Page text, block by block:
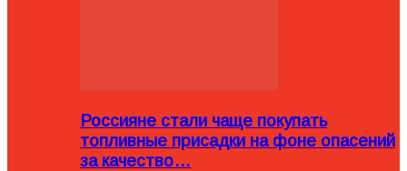
Россияне стали чаще покупать
топливные присадки на фоне опасений
за качество…